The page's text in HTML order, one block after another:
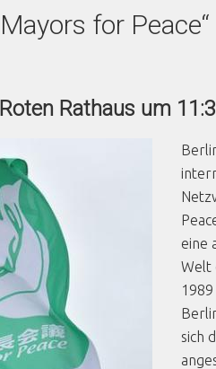
for
Rathaus um
eine
Welt
sich